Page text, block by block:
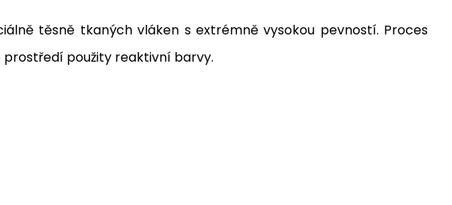
těsně tkaných vláken s extrémně vysokou pevností. Proces
použity reaktivní barvy.